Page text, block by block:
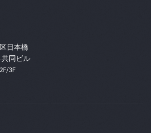
日本橋
共同ビル
3F